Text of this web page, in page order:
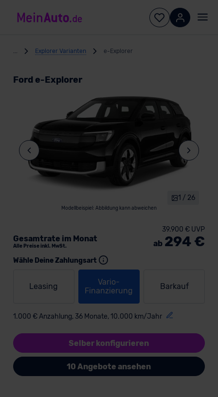
Explorer Varianten e-Explorer
Ford e-Explorer
Modellbeispiel: Abbildung kann abweichen
1 / 26
Wähle Deine Zahlungsart
Leasing
Vario-
Finanzierung
Barkauf
1.000 € Anzahlung, 36 Monate, 10.000 km/Jahr
Gesamtrate im Monat
Alle Preise inkl. MwSt.
39.900 € UVP
ab 294 €
Selber konfigurieren
10 Angebote ansehen